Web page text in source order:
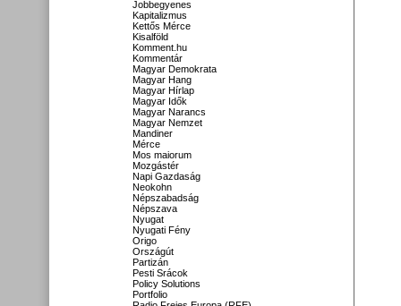
Jobbegyenes
Kapitalizmus
Kettős Mérce
Kisalföld
Komment.hu
Kommentár
Magyar Demokrata
Magyar Hang
Magyar Hírlap
Magyar Idők
Magyar Narancs
Magyar Nemzet
Mandiner
Mérce
Mos maiorum
Mozgástér
Napi Gazdaság
Neokohn
Népszabadság
Népszava
Nyugat
Nyugati Fény
Origo
Országút
Partizán
Pesti Srácok
Policy Solutions
Portfolio